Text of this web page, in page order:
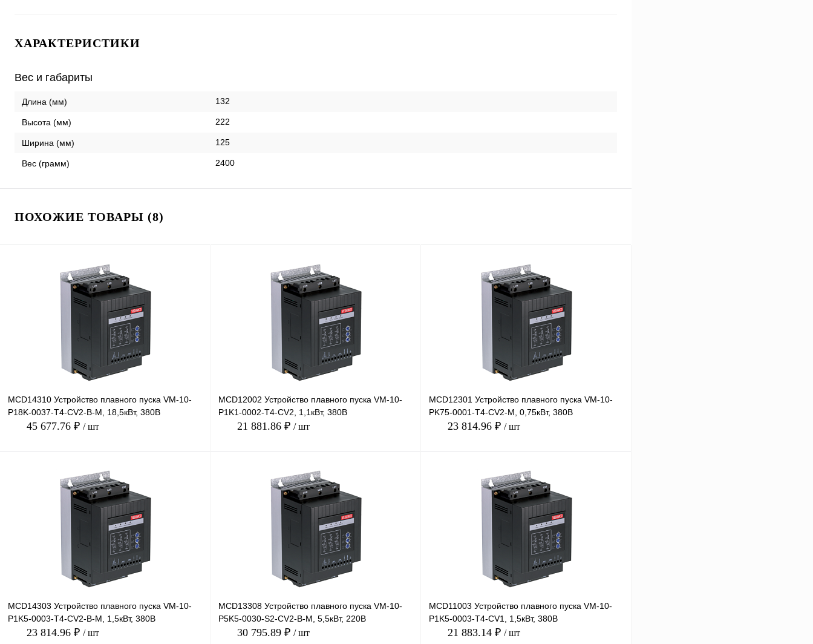
ХАРАКТЕРИСТИКИ
Вес и габариты
Длина (мм) 132
Высота (мм) 222
Ширина (мм) 125
Вес (грамм) 2400
ПОХОЖИЕ ТОВАРЫ (8)
MCD14310 Устройство плавного пуска VM-10-
P18K-0037-T4-CV2-B-M, 18,5кВт, 380В
45 677.76 ₽ / шт
Сравнение
Под заказ
MCD12002 Устройство плавного пуска VM-10-
P1K1-0002-T4-CV2, 1,1кВт, 380В
21 881.86 ₽ / шт
Сравнение
Под заказ
MCD12301 Устройство плавного пуска VM-10-
PK75-0001-T4-CV2-M, 0,75кВт, 380В
23 814.96 ₽ / шт
Сравнение
Под заказ
MCD14303 Устройство плавного пуска VM-10-
P1K5-0003-T4-CV2-B-M, 1,5кВт, 380В
23 814.96 ₽ / шт
MCD13308 Устройство плавного пуска VM-10-
P5K5-0030-S2-CV2-B-M, 5,5кВт, 220В
30 795.89 ₽ / шт
MCD11003 Устройство плавного пуска VM-10-
P1K5-0003-T4-CV1, 1,5кВт, 380В
21 883.14 ₽ / шт